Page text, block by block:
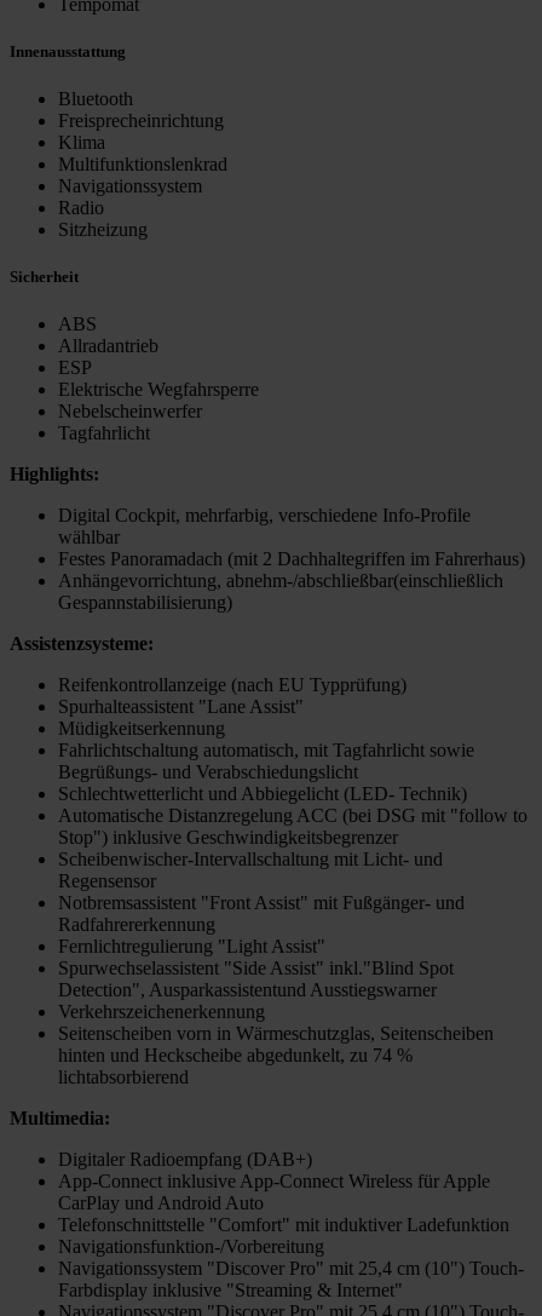
Innenausstattung
Bluetooth
Freisprecheinrichtung
Klima
Multifunktionslenkrad
Navigationssystem
Radio
Sitzheizung
Sicherheit
ABS
Allradantrieb
ESP
Elektrische Wegfahrsperre
Nebelscheinwerfer
Tagfahrlicht
Highlights:
Digital Cockpit, mehrfarbig, verschiedene Info-Profile
wählbar
Festes Panoramadach (mit 2 Dachhaltegriffen im Fahrerhaus)
Anhängevorrichtung, abnehm-/abschließbar(einschließlich
Gespannstabilisierung)
Assistenzsysteme:
Reifenkontrollanzeige (nach EU Typprüfung)
Spurhalteassistent "Lane Assist"
Müdigkeitserkennung
Fahrlichtschaltung automatisch, mit Tagfahrlicht sowie
Begrüßungs- und Verabschiedungslicht
Schlechtwetterlicht und Abbiegelicht (LED- Technik)
Automatische Distanzregelung ACC (bei DSG mit "follow to
Stop") inklusive Geschwindigkeitsbegrenzer
Scheibenwischer-Intervallschaltung mit Licht- und
Regensensor
Notbremsassistent "Front Assist" mit Fußgänger- und
Radfahrererkennung
Fernlichtregulierung "Light Assist"
Spurwechselassistent "Side Assist" inkl."Blind Spot
Detection", Ausparkassistentund Ausstiegswarner
Verkehrszeichenerkennung
Seitenscheiben vorn in Wärmeschutzglas, Seitenscheiben
hinten und Heckscheibe abgedunkelt, zu 74 %
lichtabsorbierend
Multimedia:
Digitaler Radioempfang (DAB+)
App-Connect inklusive App-Connect Wireless für Apple
CarPlay und Android Auto
Telefonschnittstelle "Comfort" mit induktiver Ladefunktion
Navigationsfunktion-/Vorbereitung
Navigationssystem "Discover Pro" mit 25,4 cm (10") Touch-
Farbdisplay inklusive "Streaming & Internet"